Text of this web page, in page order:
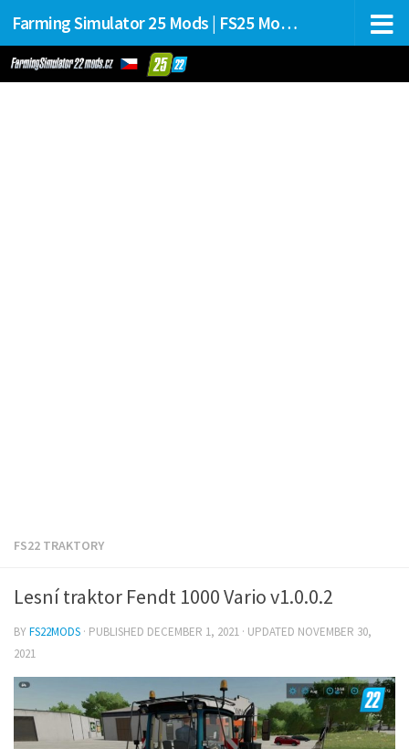
Farming Simulator 25 Mods | FS25 Mods Stahování
FS22 TRAKTORY
Lesní traktor Fendt 1000 Vario v1.0.0.2
BYFS22MODS · PUBLISHED DECEMBER 1, 2021 · UPDATED NOVEMBER 30,
2021